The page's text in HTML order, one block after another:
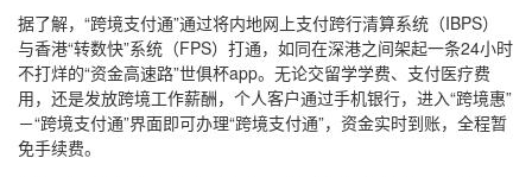
据了解，“跨境支付通”通过将内地网上支付跨行清算系统（IBPS）
与香港“转数快”系统（FPS）打通，如同在深港之间架起一条24小时
不打烊的“资金高速路”世俱杯app。无论交留学学费、支付医疗费
用，还是发放跨境工作薪酬，个人客户通过手机银行，进入“跨境惠”
－“跨境支付通”界面即可办理“跨境支付通”，资金实时到账，全程暂
免手续费。